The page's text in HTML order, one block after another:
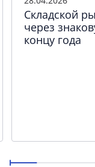
Складской
через
концу года